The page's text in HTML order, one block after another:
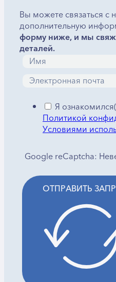
Вы можете связаться с
дополнительную
форму ниже, и мы
деталей.
Я
Политикой
Условиями
Google reCaptcha:
ОТПРАВИТЬ